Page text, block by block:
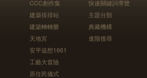
CCC創作集
建築排排站
建築轉轉樂
天地宮
安平追想1661
工藝大冒險
原住民儀式
快速關鍵詞導覽
主題分類
典藏機構
進階搜尋